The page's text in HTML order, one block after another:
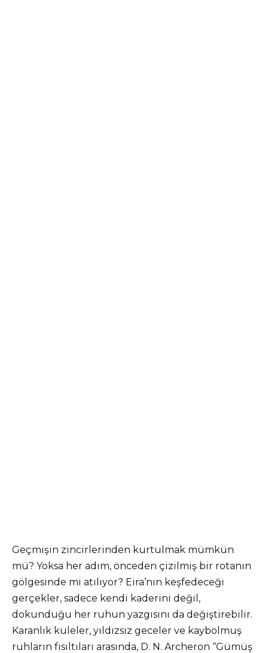
Geçmişin zincirlerinden kurtulmak mümkün
mü? Yoksa her adım, önceden çizilmiş bir rotanın
gölgesinde mi atılıyor? Eira’nın keşfedeceği
gerçekler, sadece kendi kaderini değil,
dokunduğu her ruhun yazgısını da değiştirebilir.
Karanlık kuleler, yıldızsız geceler ve kaybolmuş
ruhların fısıltıları arasında, D. N. Archeron “Gümüş